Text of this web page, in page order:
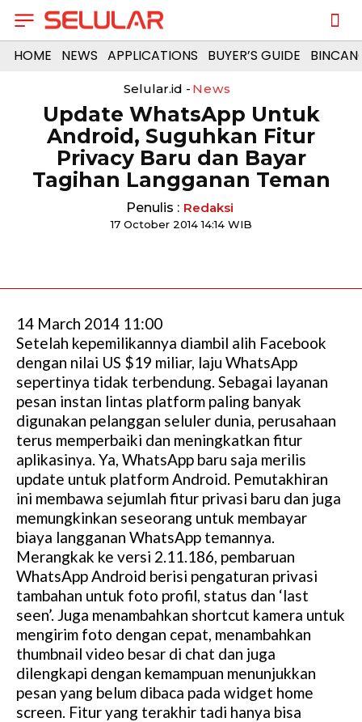
HOME NEWS APPLICATIONS BUYER’S GUIDE
Selular.id - News
Update WhatsApp Untuk
Android, Suguhkan Fitur
Privacy Baru dan Bayar
Tagihan Langganan Teman
Penulis : Redaksi
17 October 2014 14:14 WIB
14 March 2014 11:00
Setelah kepemilikannya diambil alih Facebook
dengan nilai US $19 miliar, laju WhatsApp
sepertinya tidak terbendung. Sebagai layanan
pesan instan lintas platform paling banyak
digunakan pelanggan seluler dunia, perusahaan
terus memperbaiki dan meningkatkan fitur
aplikasinya. Ya, WhatsApp baru saja merilis
update untuk platform Android. Pemutakhiran
ini membawa sejumlah fitur privasi baru dan juga
memungkinkan seseorang untuk membayar
biaya langganan WhatsApp temannya.
Merangkak ke versi 2.11.186, pembaruan
WhatsApp Android berisi pengaturan privasi
tambahan untuk foto profil, status dan ‘last
seen’. Juga menambahkan shortcut kamera untuk
mengirim foto dengan cepat, menambahkan
thumbnail video besar di chat dan juga
dilengkapi dengan kemampuan menunjukkan
pesan yang belum dibaca pada widget home
screen. Fitur yang terakhir tadi hanya bisa